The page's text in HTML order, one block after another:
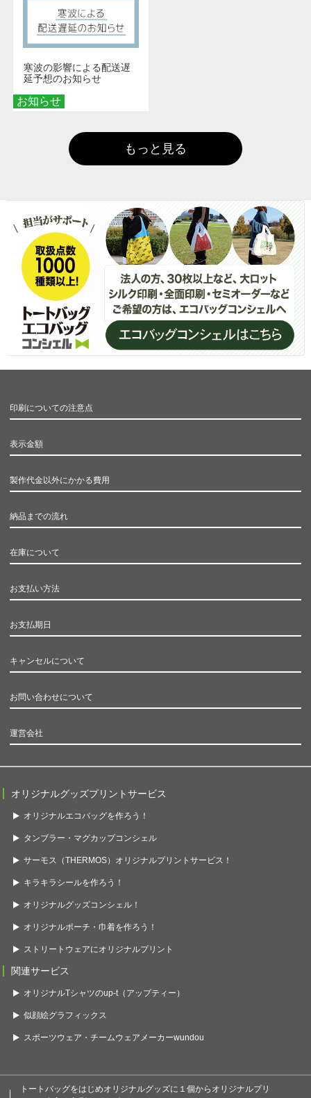
お知らせ
寒波の影響による配送遅
延予想のお知らせ
もっと見る
印刷についての注意点
表示金額
製作代金以外にかかる費用
納品までの流れ
在庫について
お支払い方法
お支払期日
キャンセルについて
お問い合わせについて
運営会社
オリジナルグッズプリントサービス
オリジナルエコバッグを作ろう！
タンブラー・マグカップコンシェル
サーモス（THERMOS）オリジナルプリントサービス！
キラキラシールを作ろう！
オリジナルグッズコンシェル！
オリジナルポーチ・巾着を作ろう！
ストリートウェアにオリジナルプリント
関連サービス
オリジナルTシャツのup-t（アップティー）
似顔絵グラフィックス
スポーツウェア・チームウェアメーカーwundou
トートバッグをはじめオリジナルグッズに１個からオリジナルプリ